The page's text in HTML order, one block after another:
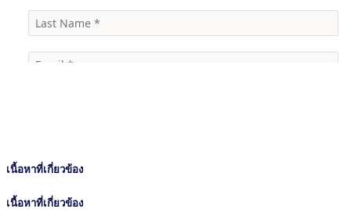
เนื้อหาที่เกี่ยวข้อง
เนื้อหาที่เกี่ยวข้อง